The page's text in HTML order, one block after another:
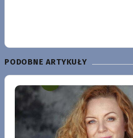
PODOBNE ARTYKUŁY